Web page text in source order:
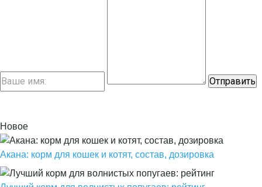
Новое
Акана: корм для кошек и котят, состав, дозировка